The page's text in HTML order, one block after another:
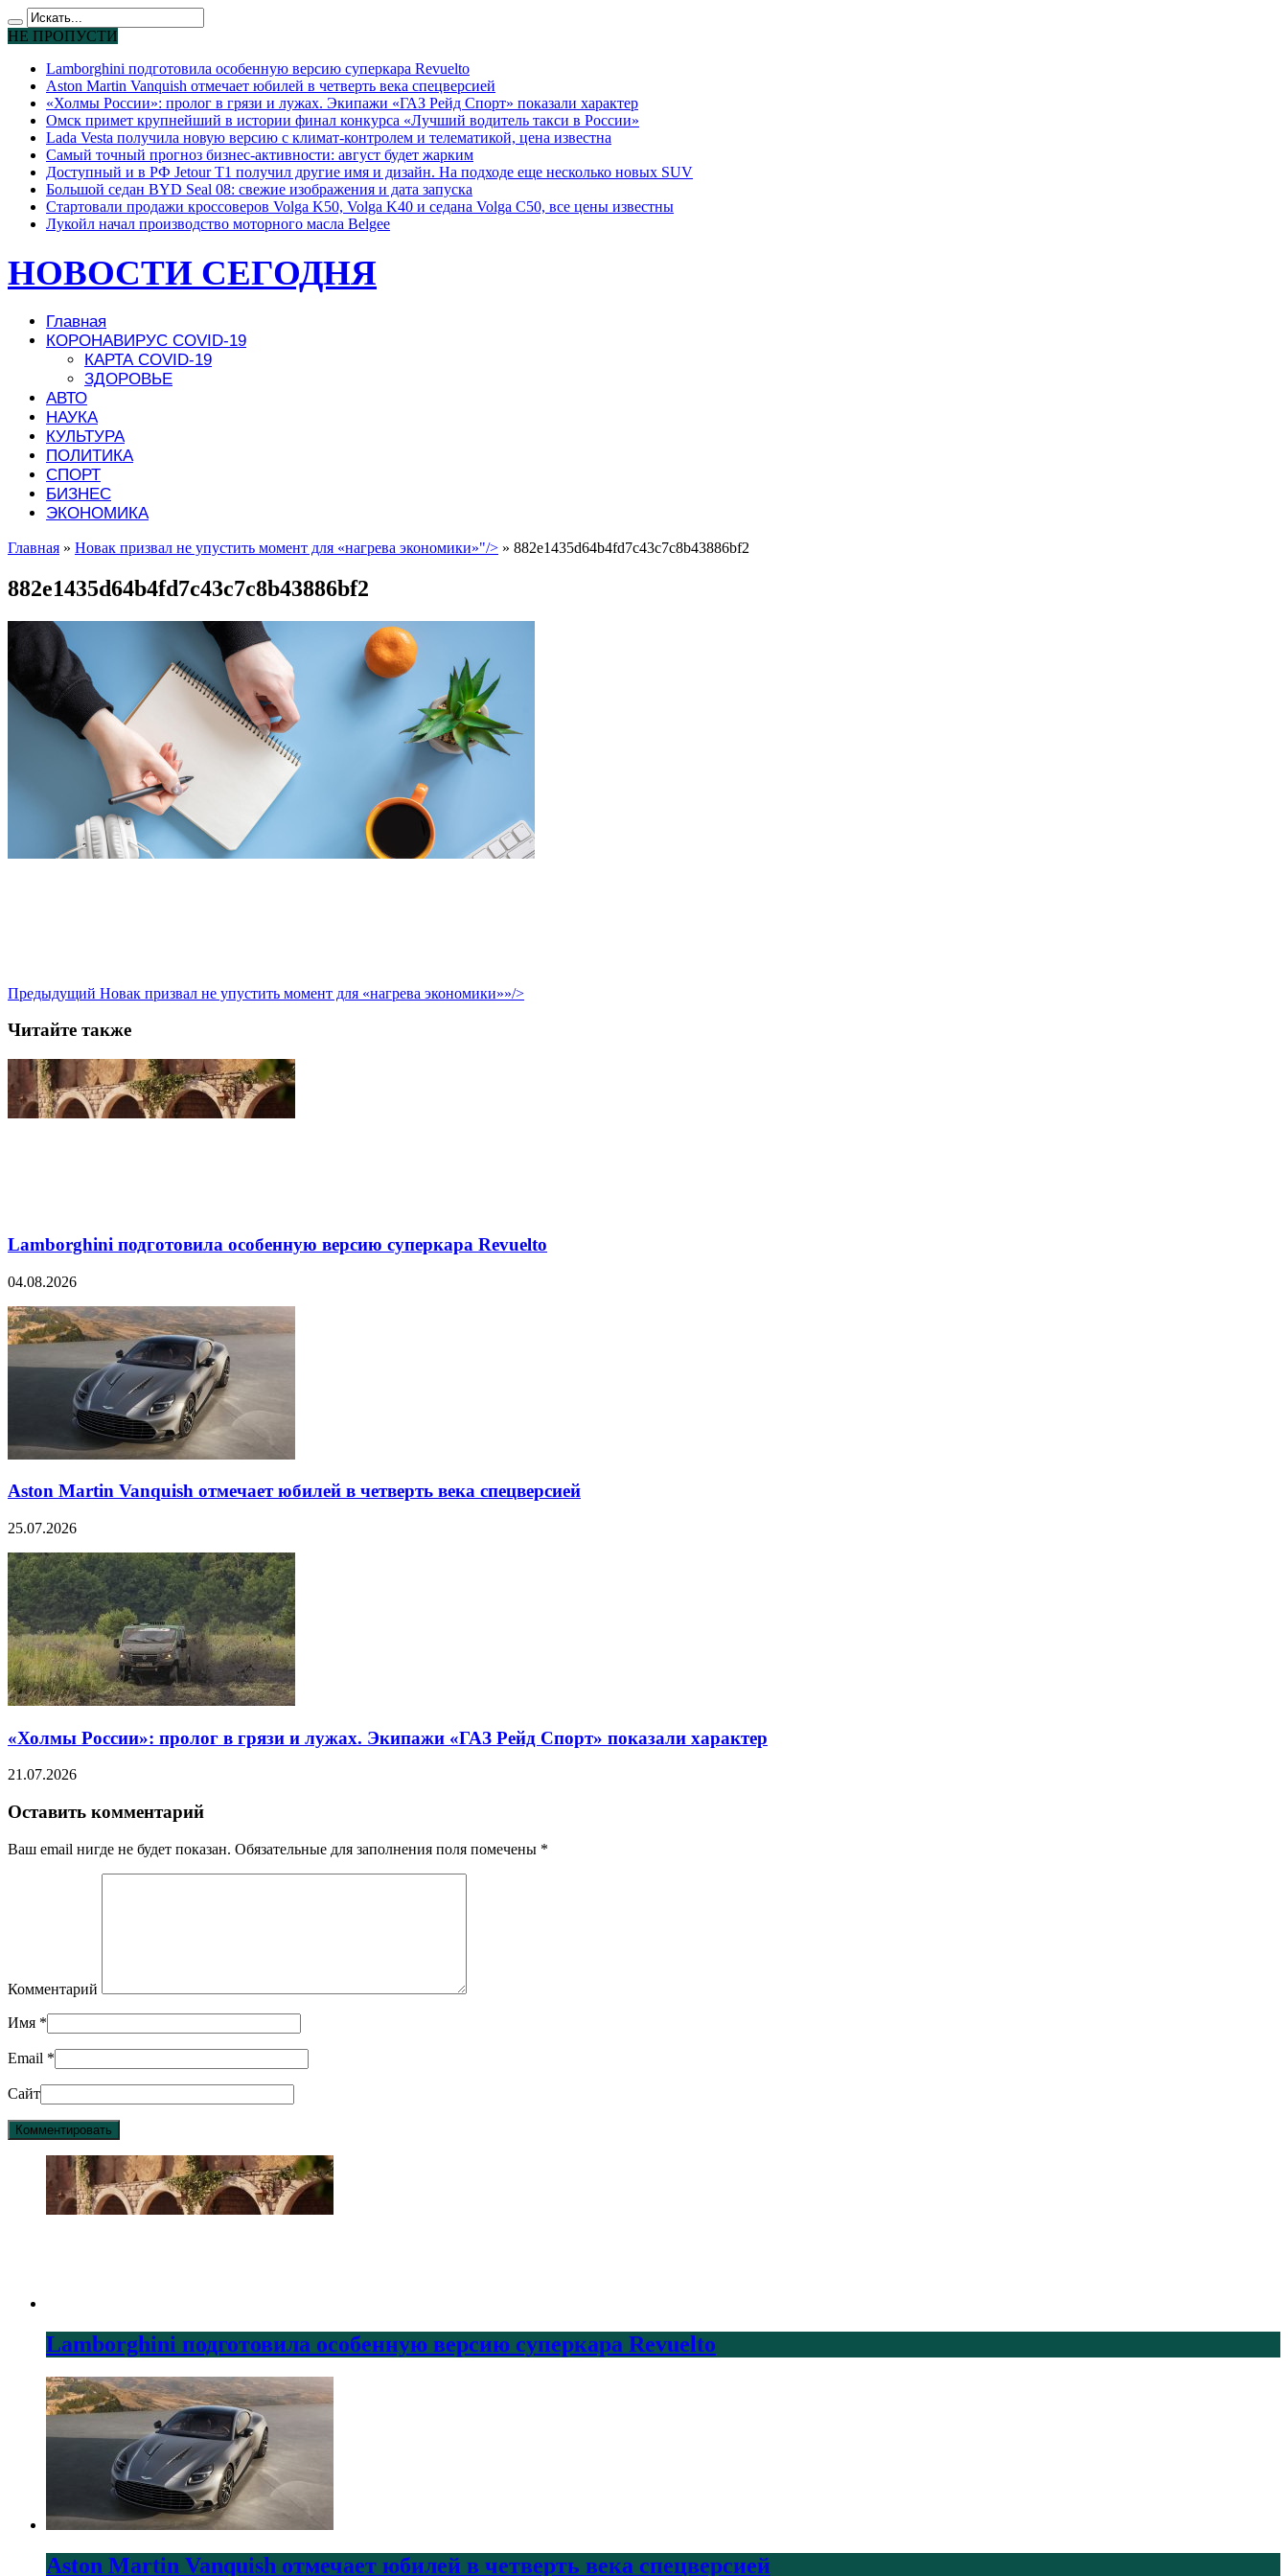
НЕ ПРОПУСТИ
Lamborghini подготовила особенную версию суперкара Revuelto
Aston Martin Vanquish отмечает юбилей в четверть века спецверсией
«Холмы России»: пролог в грязи и лужах. Экипажи «ГАЗ Рейд Спорт» показали характер
Омск примет крупнейший в истории финал конкурса «Лучший водитель такси в России»
Lada Vesta получила новую версию с климат-контролем и телематикой, цена известна
Самый точный прогноз бизнес-активности: август будет жарким
Доступный и в РФ Jetour T1 получил другие имя и дизайн. На подходе еще несколько новых SUV
Большой седан BYD Seal 08: свежие изображения и дата запуска
Стартовали продажи кроссоверов Volga K50, Volga K40 и седана Volga C50, все цены известны
Лукойл начал производство моторного масла Belgee
НОВОСТИ СЕГОДНЯ
Главная
КОРОНАВИРУС COVID-19
КАРТА COVID-19
ЗДОРОВЬЕ
АВТО
НАУКА
КУЛЬТУРА
ПОЛИТИКА
СПОРТ
БИЗНЕС
ЭКОНОМИКА
Главная » Новак призвал не упустить момент для «нагрева экономики»"/> » 882e1435d64b4fd7c43c7c8b43886bf2
882e1435d64b4fd7c43c7c8b43886bf2
Предыдущий Новак призвал не упустить момент для «нагрева экономики»»/>
Читайте также
Lamborghini подготовила особенную версию суперкара Revuelto
04.08.2026
Aston Martin Vanquish отмечает юбилей в четверть века спецверсией
25.07.2026
«Холмы России»: пролог в грязи и лужах. Экипажи «ГАЗ Рейд Спорт» показали характер
21.07.2026
Оставить комментарий
Ваш email нигде не будет показан. Обязательные для заполнения поля помечены *
Комментарий
Имя *
Email *
Сайт
Lamborghini подготовила особенную версию суперкара Revuelto
Aston Martin Vanquish отмечает юбилей в четверть века спецверсией